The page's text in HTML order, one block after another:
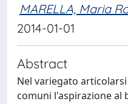
MARELLA, Maria
2014-01-01
Abstract
Nel variegato
comuni l'aspirazione al